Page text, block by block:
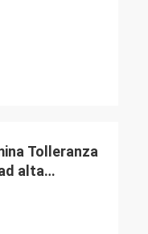
Tolleranza
alta